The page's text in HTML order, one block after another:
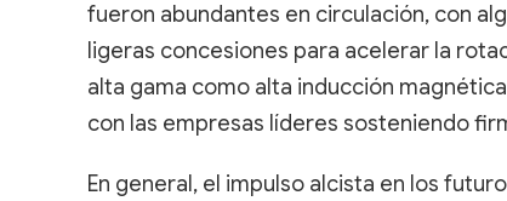
fueron abundantes en circulación, con
ligeras concesiones para acelerar la
alta gama como alta inducción
con las empresas líderes sosteniendo
En general, el impulso alcista en los